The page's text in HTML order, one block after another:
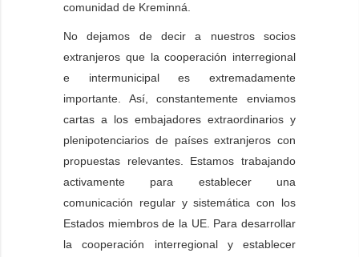
comunidad de Kreminná.
No dejamos de decir a nuestros socios
extranjeros que la cooperación interregional
e intermunicipal es extremadamente
importante. Así, constantemente enviamos
cartas a los embajadores extraordinarios y
plenipotenciarios de países extranjeros con
propuestas relevantes. Estamos trabajando
activamente para establecer una
comunicación regular y sistemática con los
Estados miembros de la UE. Para desarrollar
la cooperación interregional y establecer